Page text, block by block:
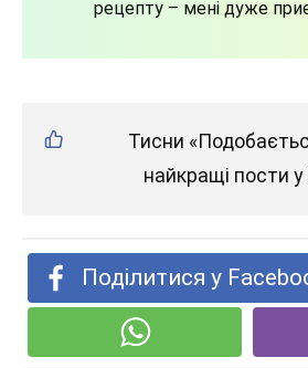
рецепту – мені дуже
Тисни
найкращі пости у
Поділитися у